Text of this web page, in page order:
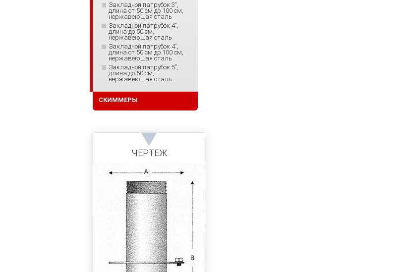
Закладной патрубок 3",
длина от 50 см до 100 см,
нержавеющая сталь
Закладной патрубок 4",
длина до 50 см,
нержавеющая сталь
Закладной патрубок 4",
длина от 50 см до 100 см,
нержавеющая сталь
Закладной патрубок 5",
длина до 50 см,
нержавеющая сталь
СКИММЕРЫ
ЧЕРТЕЖ